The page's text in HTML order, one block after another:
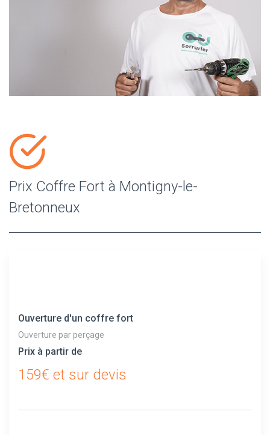
Prix Coffre Fort à Montigny-le-
Bretonneux
Ouverture d'un coffre fort
Ouverture par perçage
Prix à partir de
159€ et sur devis